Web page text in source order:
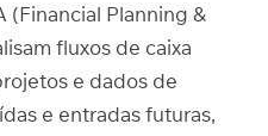
(Financial Planning &
fluxos de caixa
e dados de
e entradas futuras,